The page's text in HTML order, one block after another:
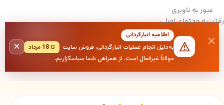
عبور به ناوبری
رفتن به محتوای اصلی
اطلاعیه انبارگردانی
به‌دلیل انجام عملیات انبارگردانی، فروش سایت
تا 18 مرداد
موقتاً غیرفعال است. از همراهی شما سپاسگزاریم.
×